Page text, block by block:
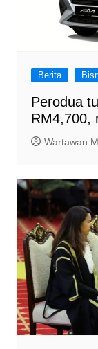
Berita
Perodua
RM4,700,
Wartawan